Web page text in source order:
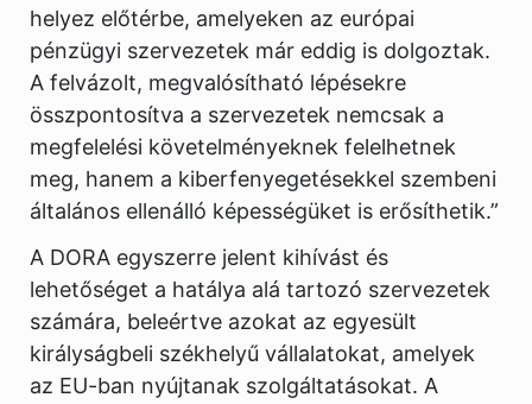
helyez előtérbe, amelyeken az európai
pénzügyi szervezetek már eddig is dolgoztak.
A felvázolt, megvalósítható lépésekre
összpontosítva a szervezetek nemcsak a
megfelelési követelményeknek felelhetnek
meg, hanem a kiberfenyegetésekkel szembeni
általános ellenálló képességüket is erősíthetik.”
A DORA egyszerre jelent kihívást és
lehetőséget a hatálya alá tartozó szervezetek
számára, beleértve azokat az egyesült
királyságbeli székhelyű vállalatokat, amelyek
az EU-ban nyújtanak szolgáltatásokat. A